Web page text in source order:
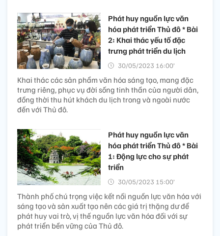
Phát huy nguồn lực văn
hóa phát triển Thủ đô * Bài
2: Khai thác yếu tố đặc
trưng phát triển du lịch
30/05/2023 16:00’
Khai thác các sản phẩm văn hóa sáng tạo, mang đặc
trưng riêng, phục vụ đời sống tinh thần của người dân,
đồng thời thu hút khách du lịch trong và ngoài nước
đến với Thủ đô.
Phát huy nguồn lực văn
hóa phát triển Thủ đô * Bài
1: Động lực cho sự phát
triển
30/05/2023 15:00’
Thành phố chú trọng việc kết nối nguồn lực văn hóa với
sáng tạo và sản xuất tạo nên các giá trị thặng dư để
phát huy vai trò, vị thế nguồn lực văn hóa đối với sự
phát triển bền vững của Thủ đô.